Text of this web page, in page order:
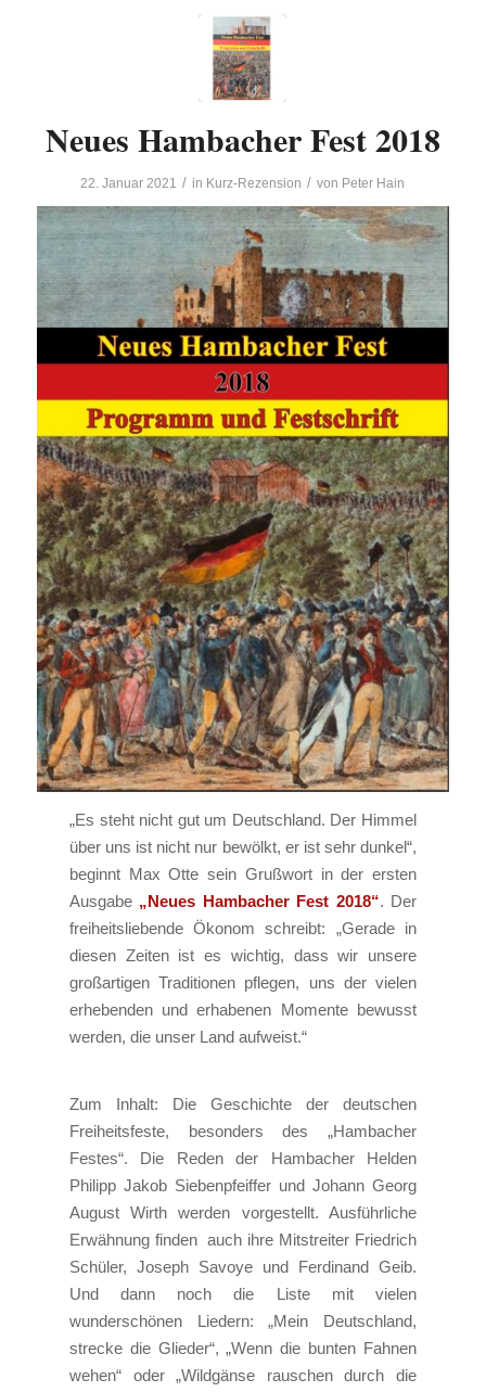
Neues Hambacher Fest 2018
22. Januar 2021 / in Kurz-Rezension / von Peter Hain
„Es steht nicht gut um Deutschland. Der Himmel
über uns ist nicht nur bewölkt, er ist sehr dunkel“,
beginnt Max Otte sein Grußwort in der ersten
Ausgabe „Neues Hambacher Fest 2018“. Der
freiheitsliebende Ökonom schreibt: „Gerade in
diesen Zeiten ist es wichtig, dass wir unsere
großartigen Traditionen pflegen, uns der vielen
erhebenden und erhabenen Momente bewusst
werden, die unser Land aufweist.“
Zum Inhalt: Die Geschichte der deutschen
Freiheitsfeste, besonders des „Hambacher
Festes“. Die Reden der Hambacher Helden
Philipp Jakob Siebenpfeiffer und Johann Georg
August Wirth werden vorgestellt. Ausführliche
Erwähnung finden auch ihre Mitstreiter Friedrich
Schüler, Joseph Savoye und Ferdinand Geib.
Und dann noch die Liste mit vielen
wunderschönen Liedern: „Mein Deutschland,
strecke die Glieder“, „Wenn die bunten Fahnen
wehen“ oder „Wildgänse rauschen durch die